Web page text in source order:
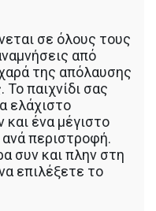
σε όλους τους
από
της απόλαυσης
παιχνίδι σας
ελάχιστο
ένα μέγιστο
περιστροφή.
συν και πλην στη
επιλέξετε το